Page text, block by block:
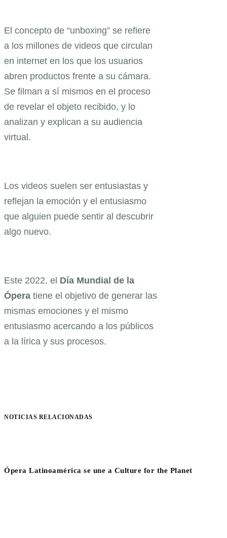
El concepto de “unboxing” se refiere
a los millones de videos que circulan
en internet en los que los usuarios
abren productos frente a su cámara.
Se filman a sí mismos en el proceso
de revelar el objeto recibido, y lo
analizan y explican a su audiencia
virtual.
Los videos suelen ser entusiastas y
reflejan la emoción y el entusiasmo
que alguien puede sentir al descubrir
algo nuevo.
Este 2022, el Día Mundial de la
Ópera tiene el objetivo de generar las
mismas emociones y el mismo
entusiasmo acercando a los públicos
a la lírica y sus procesos.
NOTICIAS RELACIONADAS
Ópera Latinoamérica se une a Culture for the Planet